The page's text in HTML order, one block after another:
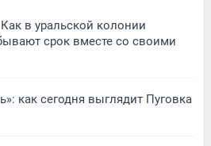
в уральской колонии
срок вместе со своими
как сегодня выглядит Пуговка